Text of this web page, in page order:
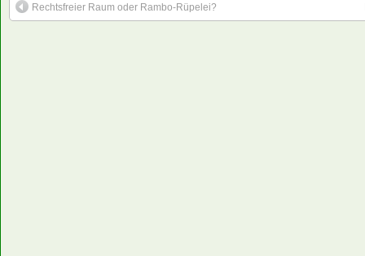
Rechtsfreier Raum oder Rambo-Rüpelei?